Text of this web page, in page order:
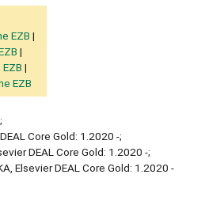
EZB
EZB
Core Gold: 1.2020 -;
DEAL Core Gold: 1.2020 -;
Elsevier DEAL Core Gold: 1.2020 -